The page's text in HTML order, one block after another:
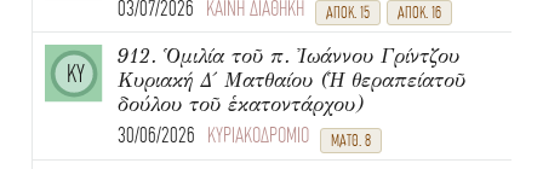
03/07/2026 ΚΑΙΝΗ ΔΙΑΘΗΚΗ ΑΠΟΚ. 15 ΑΠΟΚ. 16
ΚΥ
912. Ὁμιλία τοῦ π. Ἰωάννου Γρίντζου
Κυριακή Δ΄ Ματθαίου (Ἡ θεραπείατοῦ
δούλου τοῦ ἑκατοντάρχου)
30/06/2026 ΚΥΡΙΑΚΟΔΡΟΜΙΟ ΜΑΤΘ. 8